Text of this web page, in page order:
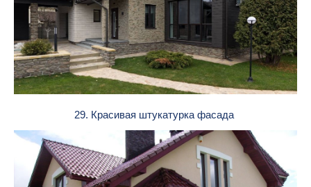
29. Красивая штукатурка фасада